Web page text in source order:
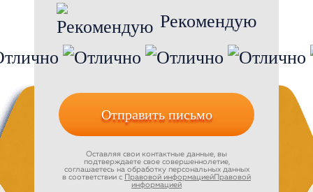
Рекомендую
Отправить письмо
Оставляя свои контактные данные, вы
подтверждаете свое совершеннолетие,
соглашаетесь на обработку персональных данных
в соответствии с
Правовой информацией Правовой
информацией